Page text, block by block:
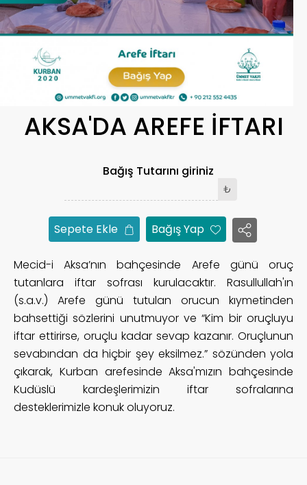
AKSA'DA AREFE İFTARI
Bağış Tutarını giriniz
₺
Sepete Ekle Bağış Yap
Mecid-i Aksa’nın bahçesinde Arefe günü oruç
tutanlara iftar sofrası kurulacaktır. Rasullullah'ın
(s.a.v.) Arefe günü tutulan orucun kıymetinden
bahsettiği sözlerini unutmuyor ve “Kim bir oruçluyu
iftar ettirirse, oruçlu kadar sevap kazanır. Oruçlunun
sevabından da hiçbir şey eksilmez.” sözünden yola
çıkarak, Kurban arefesinde Aksa'mızın bahçesinde
Kudüslü kardeşlerimizin iftar sofralarına
desteklerimizle konuk oluyoruz.